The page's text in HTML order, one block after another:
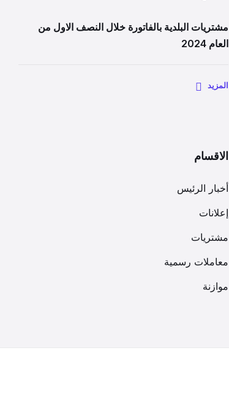
مشتريات البلدية بالفاتورة خلال النصف الاول من
العام 2024
المزيد
الاقسام
أخبار الرئيس
إعلانات
مشتريات
معاملات رسمية
موازنة